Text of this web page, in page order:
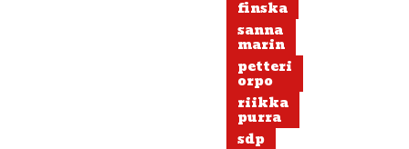
finska
sanna
marin
petteri
orpo
riikka
purra
sdp